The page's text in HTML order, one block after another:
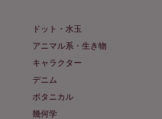
ドット・水玉
アニマル系・生き物
キャラクター
デニム
ボタニカル
幾何学